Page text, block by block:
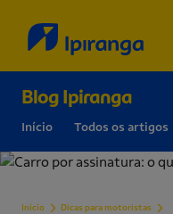
Blog Ipiranga
Início Todos os artigos
Início Dicas para motoristas